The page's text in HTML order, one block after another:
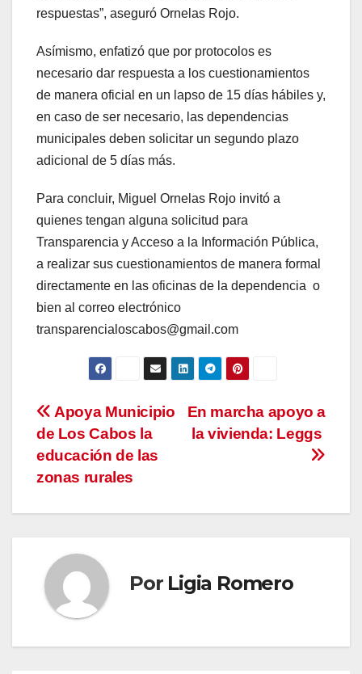
respuestas”, aseguró Ornelas Rojo.
Asímismo, enfatizó que por protocolos es
necesario dar respuesta a los cuestionamientos
de manera oficial en un lapso de 15 días hábiles y,
en caso de ser necesario, las dependencias
municipales deben solicitar un segundo plazo
adicional de 5 días más.
Para concluir, Miguel Ornelas Rojo invitó a
quienes tengan alguna solicitud para
Transparencia y Acceso a la Información Pública,
a realizar sus cuestionamientos de manera formal
directamente en las oficinas de la dependencia o
bien al correo electrónico
transparencialoscabos@gmail.com
Navegación
de
entradas
En marcha apoyo a
la vivienda: Leggs
Apoya Municipio
de Los Cabos la
educación de las
zonas rurales
Por Ligia Romero